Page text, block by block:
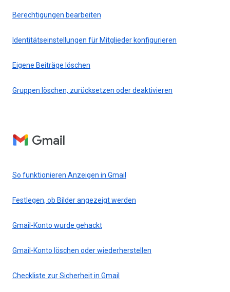
Berechtigungen bearbeiten
Identitätseinstellungen für Mitglieder konfigurieren
Eigene Beiträge löschen
Gruppen löschen, zurücksetzen oder deaktivieren
Gmail
So funktionieren Anzeigen in Gmail
Festlegen, ob Bilder angezeigt werden
Gmail-Konto wurde gehackt
Gmail-Konto löschen oder wiederherstellen
Checkliste zur Sicherheit in Gmail